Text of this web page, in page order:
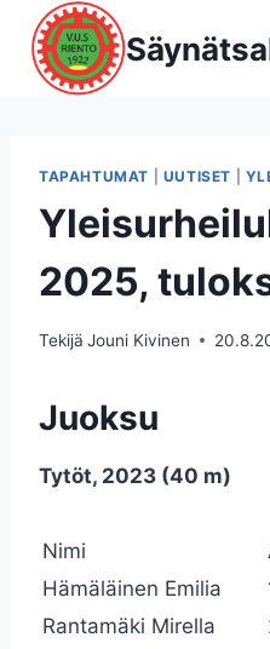
Siirry
sisältöön
TAPAHTUMAT UUTISET
2025,
Tekijä Jouni Kivinen
Juoksu
Tytöt, 2023 (40 m)
Nimi
Hämäläinen Emilia
Rantamäki Mirella